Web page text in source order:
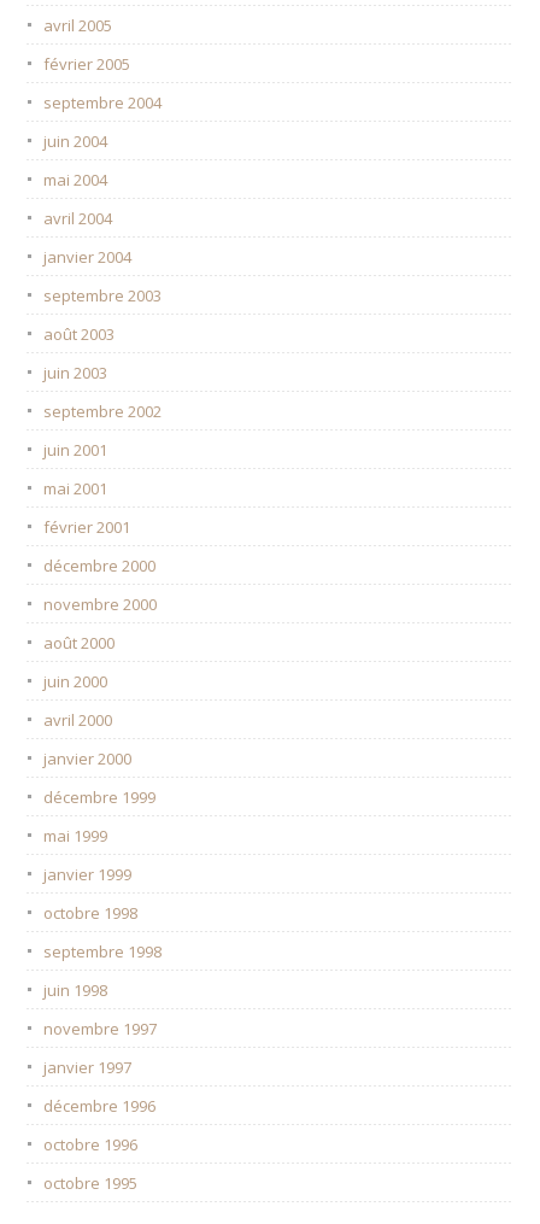
avril 2005
février 2005
septembre 2004
juin 2004
mai 2004
avril 2004
janvier 2004
septembre 2003
août 2003
juin 2003
septembre 2002
juin 2001
mai 2001
février 2001
décembre 2000
novembre 2000
août 2000
juin 2000
avril 2000
janvier 2000
décembre 1999
mai 1999
janvier 1999
octobre 1998
septembre 1998
juin 1998
novembre 1997
janvier 1997
décembre 1996
octobre 1996
octobre 1995